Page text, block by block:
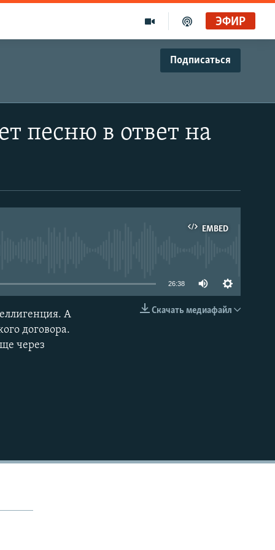
ЭФИР
Подписаться
песню в ответ на
EMBED
EMBED
26:38
Скачать медиафайл
А
договора.
через